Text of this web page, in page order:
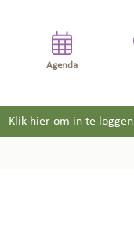
Agenda
Klik hier om in te loggen